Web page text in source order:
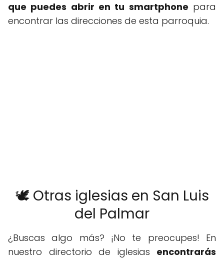
que puedes abrir en tu smartphone para
encontrar las direcciones de esta parroquia.
🕊️ Otras iglesias en San Luis
del Palmar
¿Buscas algo más? ¡No te preocupes! En
nuestro directorio de iglesias encontrarás